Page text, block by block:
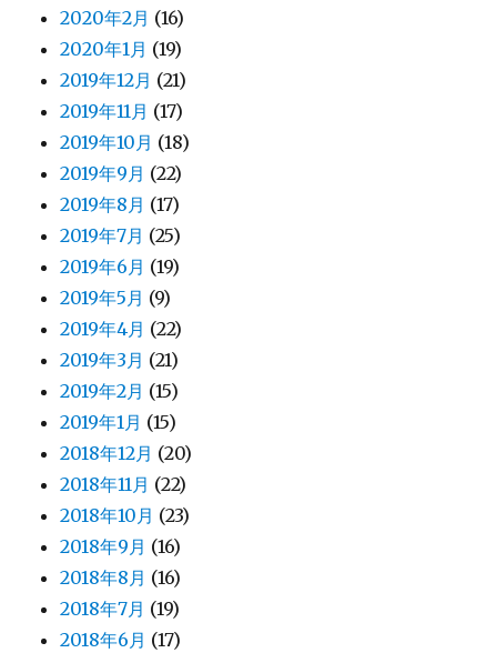
2020年2月 (16)
2020年1月 (19)
2019年12月 (21)
2019年11月 (17)
2019年10月 (18)
2019年9月 (22)
2019年8月 (17)
2019年7月 (25)
2019年6月 (19)
2019年5月 (9)
2019年4月 (22)
2019年3月 (21)
2019年2月 (15)
2019年1月 (15)
2018年12月 (20)
2018年11月 (22)
2018年10月 (23)
2018年9月 (16)
2018年8月 (16)
2018年7月 (19)
2018年6月 (17)